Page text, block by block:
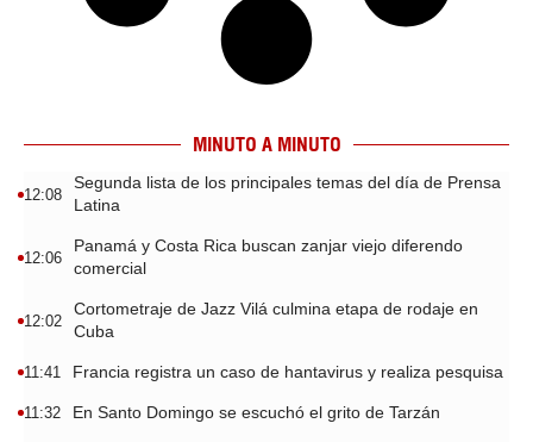
MINUTO A MINUTO
12:08
Segunda lista de los principales temas del día de Prensa
Latina
12:06
Panamá y Costa Rica buscan zanjar viejo diferendo
comercial
12:02
Cortometraje de Jazz Vilá culmina etapa de rodaje en
Cuba
11:41 Francia registra un caso de hantavirus y realiza pesquisa
11:32 En Santo Domingo se escuchó el grito de Tarzán